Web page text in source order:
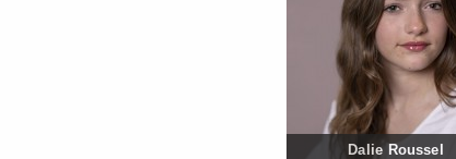
Dalie Roussel